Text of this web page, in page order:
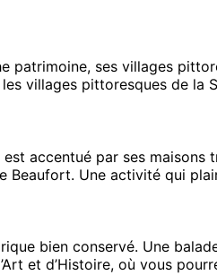
patrimoine, ses villages
villages pittoresques de la
accentué par ses
Une activité qui
bien conservé. Une
et d’Histoire, où vous